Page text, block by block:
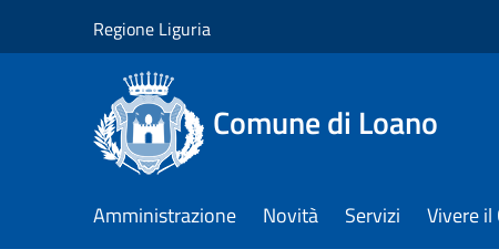
Regione Liguria
Comune di Loano
Amministrazione Novità Servizi Vivere